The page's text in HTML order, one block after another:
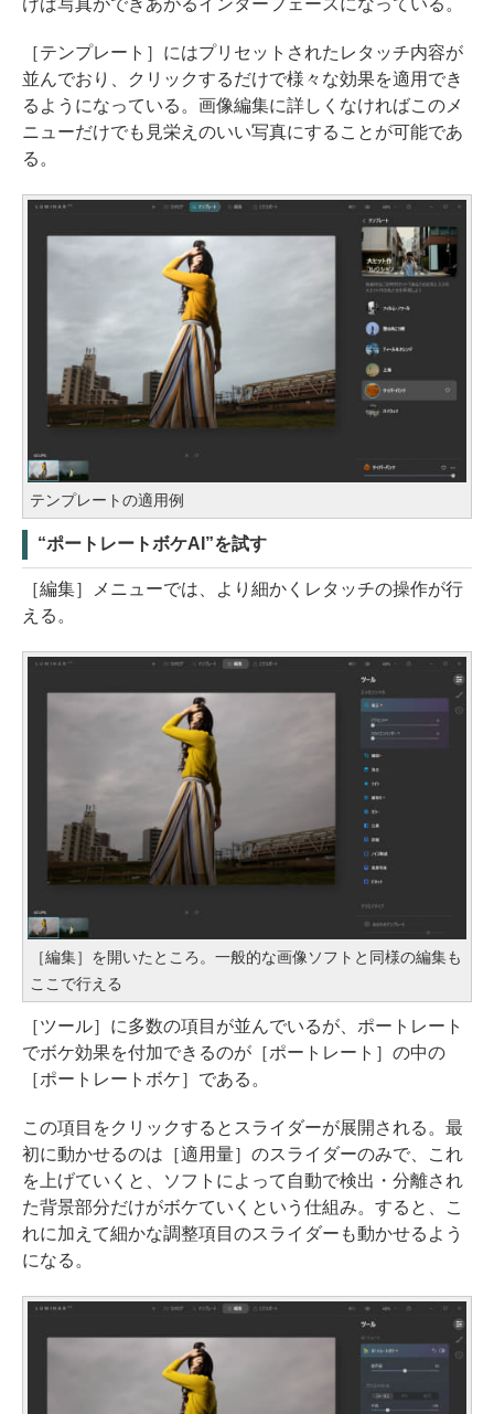
［テンプレート］にはプリセットされたレタッチ内容が
並んでおり、クリックするだけで様々な効果を適用でき
るようになっている。画像編集に詳しくなければこのメ
ニューだけでも見栄えのいい写真にすることが可能であ
る。
テンプレートの適用例
“ポートレートボケAI”を試す
［編集］メニューでは、より細かくレタッチの操作が行
える。
［編集］を開いたところ。一般的な画像ソフトと同様の編集も
ここで行える
［ツール］に多数の項目が並んでいるが、ポートレート
でボケ効果を付加できるのが［ポートレート］の中の
［ポートレートボケ］である。
この項目をクリックするとスライダーが展開される。最
初に動かせるのは［適用量］のスライダーのみで、これ
を上げていくと、ソフトによって自動で検出・分離され
た背景部分だけがボケていくという仕組み。すると、こ
れに加えて細かな調整項目のスライダーも動かせるよう
になる。